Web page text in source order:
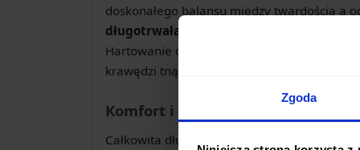
Zgoda
doskonałego balansu między twardością a
długotrwałą ostrość
Hartowanie do poziomu
krawędzi tnącej, nawet przy intensywnym
Komfort i Ergonomia Użytkowania
Całkowita długość noża wynosząca